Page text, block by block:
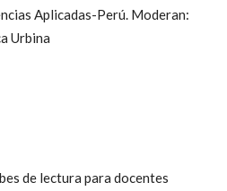
Aplicadas-Perú. Moderan:
Urbina
de lectura para docentes